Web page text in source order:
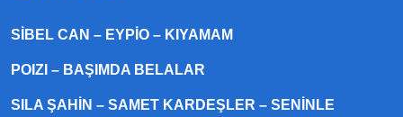
SIBEL CAN – EYPIO – KIYAMAM
POIZI – BAŞIMDA BELALAR
SILA ŞAHIN – SAMET KARDEŞLER – SENINLE